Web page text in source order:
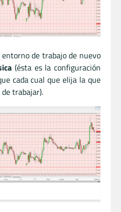
de trabajo de nuevo
(ésta es la configuración
cada cual que elija la que
trabajar).